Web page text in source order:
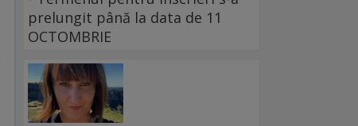
prelungit până la data de 11
OCTOMBRIE